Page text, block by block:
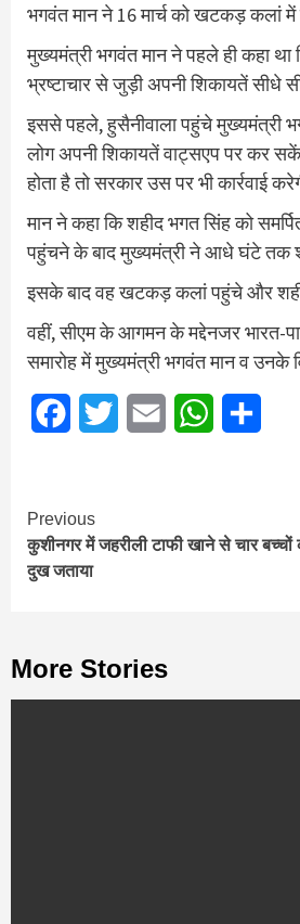
भगवंत मान ने 16 मार्च को खटकड़ कलां में
मुख्यमंत्री भगवंत मान ने पहले ही कहा
भ्रष्टाचार से जुड़ी अपनी शिकायतें सीधे
इससे पहले, हुसैनीवाला पहुंचे मुख्यमंत्री
लोग अपनी शिकायतें वाट्सएप पर कर
होता है तो सरकार उस पर भी कार्रवाई
मान ने कहा कि शहीद भगत सिंह को
पहुंचने के बाद मुख्यमंत्री ने आधे घंटे तक
इसके बाद वह खटकड़ कलां पहुंचे और शहीद
वहीं, सीएम के आगमन के मद्देनजर भारत-
समारोह में मुख्यमंत्री भगवंत मान व
FacebookTwitter Email WhatsApp
Continue
Reading
Previous
कुशीनगर में जहरीली टाफी खाने से चार बच्‍चों
दुख जताया
More Stories